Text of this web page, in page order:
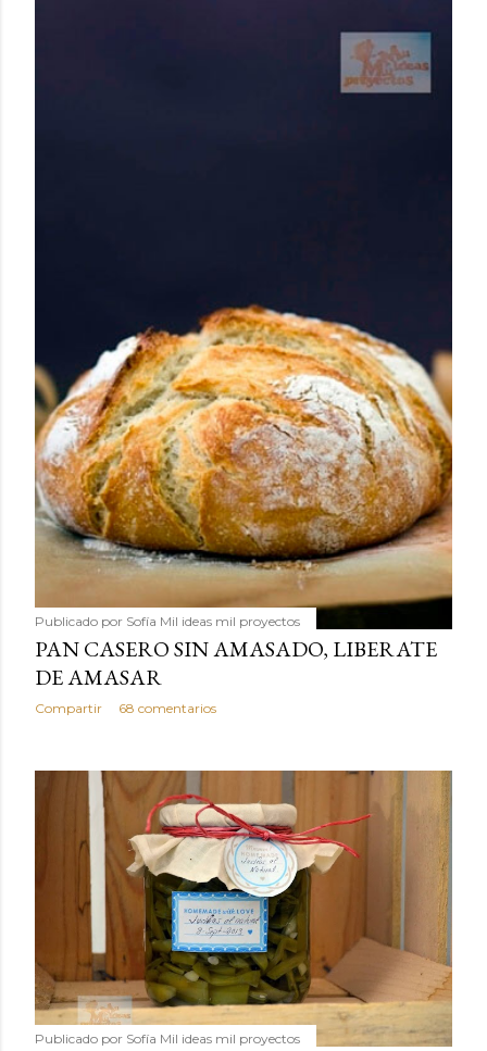
Publicado por Sofía Mil ideas mil proyectos
PAN CASERO SIN AMASADO, LIBERATE
DE AMASAR
Compartir 68 comentarios
Publicado por Sofía Mil ideas mil proyectos